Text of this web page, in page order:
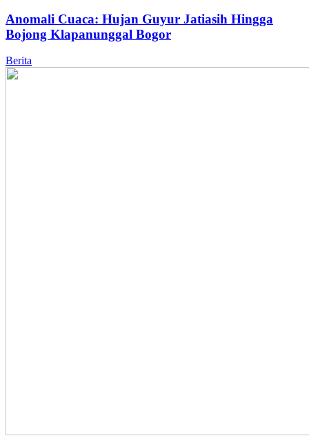
Anomali Cuaca: Hujan Guyur Jatiasih Hingga
Bojong Klapanunggal Bogor
Berita